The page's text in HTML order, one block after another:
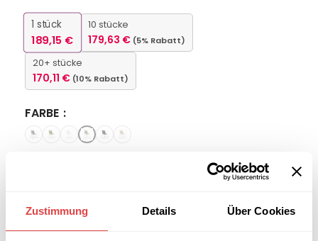
Zustimmung Details Über Cookies
1 stück
189,15 €
10 stücke
179,63 € (5% Rabatt)
20+ stücke
170,11 € (10% Rabatt)
FARBE
größeren
Stückzahlen?
B2B-Angebot
anfordern